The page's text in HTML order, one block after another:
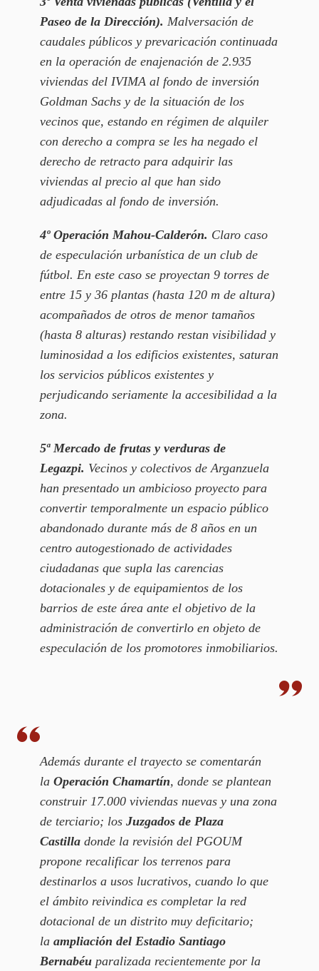
Paseo de la Dirección). Malversación de
caudales públicos y prevaricación continuada
en la operación de enajenación de 2.935
viviendas del IVIMA al fondo de inversión
Goldman Sachs y de la situación de los
vecinos que, estando en régimen de alquiler
con derecho a compra se les ha negado el
derecho de retracto para adquirir las
viviendas al precio al que han sido
adjudicadas al fondo de inversión.
4º Operación Mahou-Calderón. Claro caso
de especulación urbanística de un club de
fútbol. En este caso se proyectan 9 torres de
entre 15 y 36 plantas (hasta 120 m de altura)
acompañados de otros de menor tamaños
(hasta 8 alturas) restando restan visibilidad y
luminosidad a los edificios existentes, saturan
los servicios públicos existentes y
perjudicando seriamente la accesibilidad a la
zona.
5ª Mercado de frutas y verduras de
Legazpi. Vecinos y colectivos de Arganzuela
han presentado un ambicioso proyecto para
convertir temporalmente un espacio público
abandonado durante más de 8 años en un
centro autogestionado de actividades
ciudadanas que supla las carencias
dotacionales y de equipamientos de los
barrios de este área ante el objetivo de la
administración de convertirlo en objeto de
especulación de los promotores inmobiliarios.
Además durante el trayecto se comentarán
la Operación Chamartín, donde se plantean
construir 17.000 viviendas nuevas y una zona
de terciario; los Juzgados de Plaza
Castilla donde la revisión del PGOUM
propone recalificar los terrenos para
destinarlos a usos lucrativos, cuando lo que
el ámbito reivindica es completar la red
dotacional de un distrito muy deficitario;
la ampliación del Estadio Santiago
Bernabéu paralizada recientemente por la